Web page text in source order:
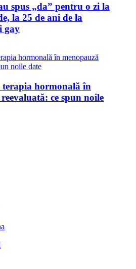
spus „da” pentru o zi la
la 25 de ani de la
gay
terapia hormonală în
ce spun noile